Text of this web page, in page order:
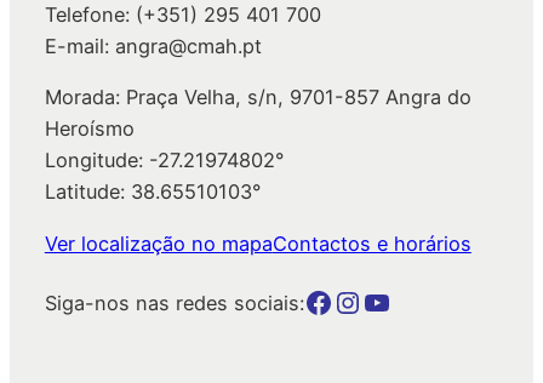
Telefone: (+351) 295 401 700
E-mail: angra@cmah.pt
Morada: Praça Velha, s/n, 9701-857 Angra do
Heroísmo
Longitude: -27.21974802°
Latitude: 38.65510103°
Ver localização no mapaContactos e horários
Siga-nos nas redes sociais:Botão para a página da autarquia no Facebook Botão para a página da autarquia no Instagram Botão para a página da autarquia no Youtube